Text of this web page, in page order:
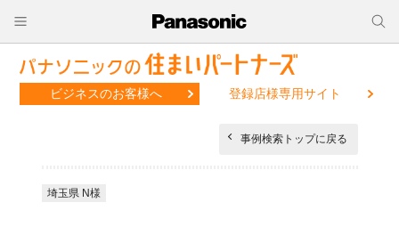
ビジネスのお客様へ 登録店様専用サイト
事例検索トップに戻る
埼玉県 N様